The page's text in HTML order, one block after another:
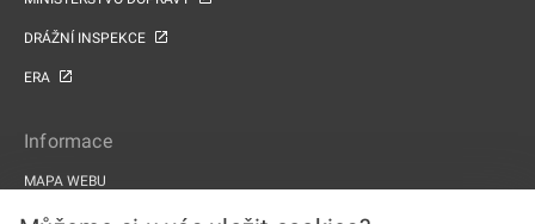
DRÁŽNÍ INSPEKCE
ERA
Informace
MAPA WEBU
PROHLÁŠENÍ O PŘÍSTUPNOSTI